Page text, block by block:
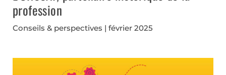
profession
Conseils & perspectives février 2025